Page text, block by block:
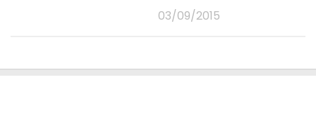
03/09/2015